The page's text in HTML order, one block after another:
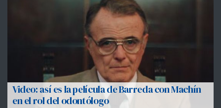
Video: así es la película de Barreda con Machín
en el rol del odontólogo